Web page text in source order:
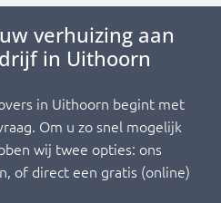
verhuizing aan
in Uithoorn
in Uithoorn begint met
Om u zo snel mogelijk
wij twee opties: ons
of direct een gratis (online)